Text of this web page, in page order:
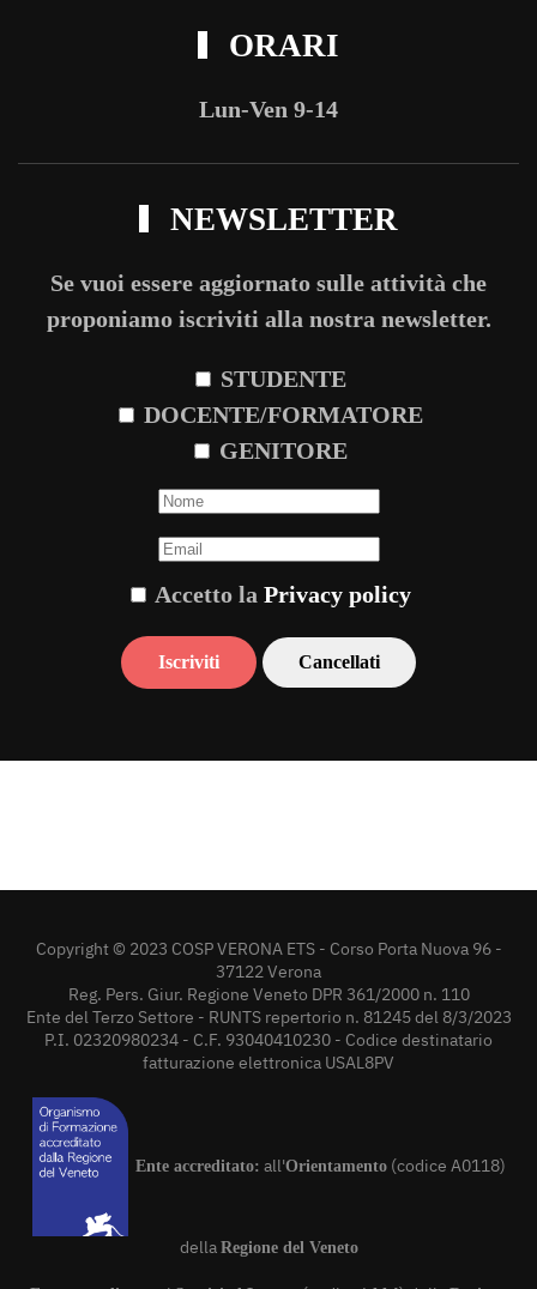
ORARI
Lun-Ven 9-14
NEWSLETTER
Se vuoi essere aggiornato sulle attività che
proponiamo iscriviti alla nostra newsletter.
STUDENTE
DOCENTE/FORMATORE
GENITORE
Accetto la Privacy policy
Copyright © 2023 COSP VERONA ETS - Corso Porta Nuova 96 -
37122 Verona
Reg. Pers. Giur. Regione Veneto DPR 361/2000 n. 110
Ente del Terzo Settore - RUNTS repertorio n. 81245 del 8/3/2023
P.I. 02320980234 - C.F. 93040410230 - Codice destinatario
fatturazione elettronica USAL8PV
Ente accreditato: all'Orientamento(codice A0118)
della Regione del Veneto